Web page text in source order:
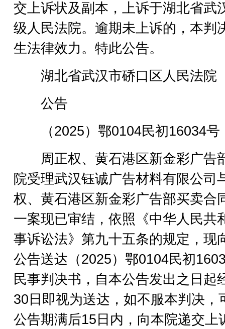
交上诉状及副本，上诉于湖北省武
级人民法院。逾期未上诉的，本判
生法律效力。特此公告。
湖北省武汉市硚口区人民法院
公告
（2025）鄂0104民初16034号
周正权、黄石港区新金彩广告
院受理武汉钰诚广告材料有限公司
权、黄石港区新金彩广告部买卖合
一案现已审结，依照《中华人民共
事诉讼法》第九十五条的规定，现
公告送达（2025）鄂0104民初
民事判决书，自本公告发出之日起
30日即视为送达，如不服本判决，
公告期满后15日内，向本院递交上